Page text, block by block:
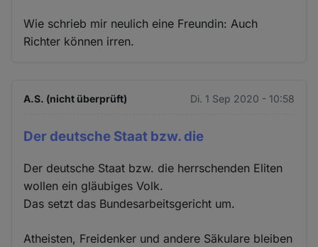
Wie schrieb mir neulich eine Freundin: Auch
Richter können irren.
A.S. (nicht überprüft) Di. 1 Sep 2020 - 10:58
Der deutsche Staat bzw. die
Der deutsche Staat bzw. die herrschenden Eliten
wollen ein gläubiges Volk.
Das setzt das Bundesarbeitsgericht um.
Atheisten, Freidenker und andere Säkulare bleiben